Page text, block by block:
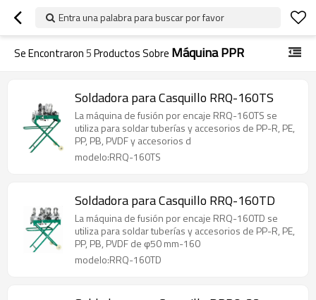
Entra una palabra para buscar por favor
Se Encontraron5Productos Sobre Máquina PPR
Soldadora para Casquillo RRQ-160TS
La máquina de fusión por encaje RRQ-160TS se
utiliza para soldar tuberías y accesorios de PP-R, PE,
PP, PB, PVDF y accesorios d
modelo:RRQ-160TS
Soldadora para Casquillo RRQ-160TD
La máquina de fusión por encaje RRQ-160TD se
utiliza para soldar tuberías y accesorios de PP-R, PE,
PP, PB, PVDF de φ50 mm-160
modelo:RRQ-160TD